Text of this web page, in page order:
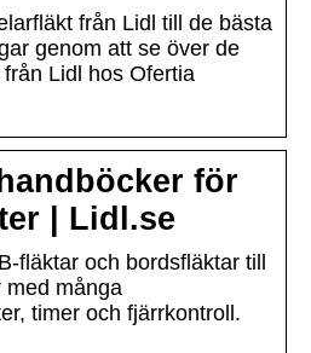
från Lidl till de bästa
genom att se över de
Lidl hos Ofertia
för
| Lidl.se
fläktar och bordsfläktar till
med många
timer och fjärrkontroll.